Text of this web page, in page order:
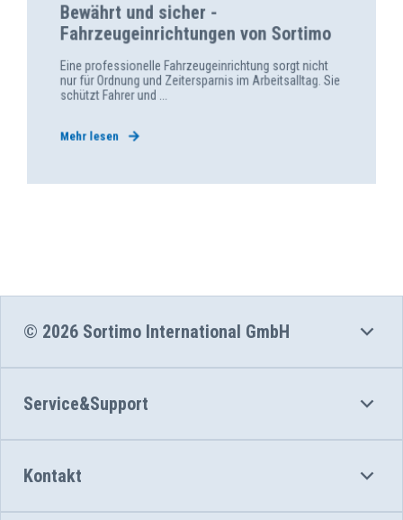
Bewährt und sicher -
Fahrzeugeinrichtungen von Sortimo
Eine professionelle Fahrzeugeinrichtung sorgt nicht
nur für Ordnung und Zeitersparnis im Arbeitsalltag. Sie
schützt Fahrer und ...
Mehr lesen
© 2026 Sortimo International GmbH
Service&Support
Kontakt